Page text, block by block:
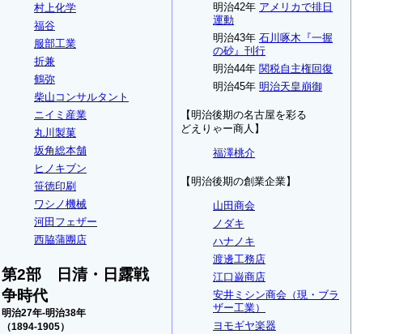
村上化学
福谷
服部工業
折兼
鶴弥
柴山コンサルタント
ニイミ産業
丸川製菓
坂角総本舗
ヒノキブン
笹徳印刷
ワシノ機械
河田フェザー
西脇蒲團店
第2部 日清・日露戦
争時代
明治27年-明治38年
（1894-1905）
明治42年 アメリカで排日
運動
明治43年 石川啄木『一握
の砂』刊行
明治44年 関税自主権回復
明治45年 明治天皇崩御
【明治後期の名古屋を彩る
どえりゃー商人】
福澤桃介
【明治後期の創業企業】
山田商会
ノダキ
ハナノキ
渡邊工務店
江口巌商店
安井ミシン商会（現・ブラ
ザー工業）
ヨモギヤ楽器